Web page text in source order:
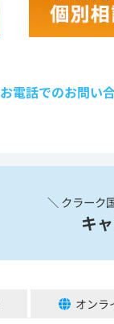
お電話でのお問い
＼ クラーク
キ
オンラ